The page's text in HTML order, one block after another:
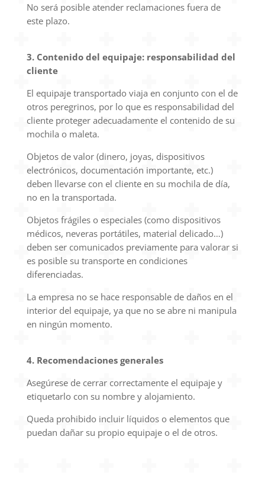
No será posible atender reclamaciones fuera de
este plazo.
3. Contenido del equipaje: responsabilidad del
cliente
El equipaje transportado viaja en conjunto con el de
otros peregrinos, por lo que es responsabilidad del
cliente proteger adecuadamente el contenido de su
mochila o maleta.
Objetos de valor (dinero, joyas, dispositivos
electrónicos, documentación importante, etc.)
deben llevarse con el cliente en su mochila de día,
no en la transportada.
Objetos frágiles o especiales (como dispositivos
médicos, neveras portátiles, material delicado…)
deben ser comunicados previamente para valorar si
es posible su transporte en condiciones
diferenciadas.
La empresa no se hace responsable de daños en el
interior del equipaje, ya que no se abre ni manipula
en ningún momento.
4. Recomendaciones generales
Asegúrese de cerrar correctamente el equipaje y
etiquetarlo con su nombre y alojamiento.
Queda prohibido incluir líquidos o elementos que
puedan dañar su propio equipaje o el de otros.